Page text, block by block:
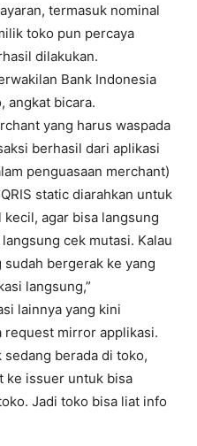
termasuk nominal
toko pun percaya
dilakukan.
Bank Indonesia
angkat bicara.
yang harus waspada
berhasil dari aplikasi
penguasaan merchant)
static diarahkan untuk
kecil, agar bisa langsung
cek mutasi. Kalau
bergerak ke yang
langsung,”
lainnya yang kini
request mirror applikasi.
berada di toko,
ke issuer untuk bisa
Jadi toko bisa liat info